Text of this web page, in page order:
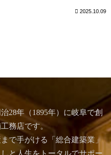
2025.10.09
28年（1895年）に岐阜で創
務店です。
で手がける「総合建築業」
と人生をトータルでサポー